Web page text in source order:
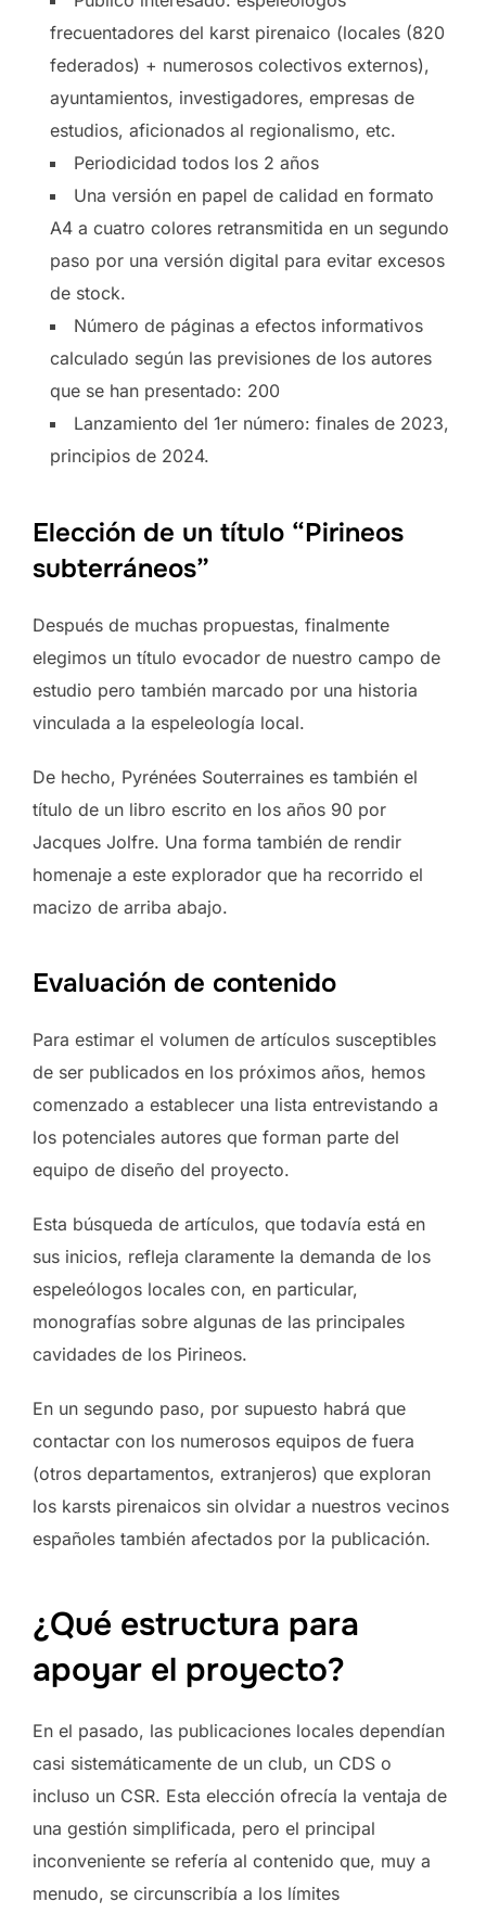
frecuentadores del karst pirenaico (locales (820
federados) + numerosos colectivos externos),
ayuntamientos, investigadores, empresas de
estudios, aficionados al regionalismo, etc.
Periodicidad todos los 2 años
Una versión en papel de calidad en formato
A4 a cuatro colores retransmitida en un segundo
paso por una versión digital para evitar excesos
de stock.
Número de páginas a efectos informativos
calculado según las previsiones de los autores
que se han presentado: 200
Lanzamiento del 1er número: finales de 2023,
principios de 2024.
Elección de un título “Pirineos
subterráneos”
Después de muchas propuestas, finalmente
elegimos un título evocador de nuestro campo de
estudio pero también marcado por una historia
vinculada a la espeleología local.
De hecho, Pyrénées Souterraines es también el
título de un libro escrito en los años 90 por
Jacques Jolfre. Una forma también de rendir
homenaje a este explorador que ha recorrido el
macizo de arriba abajo.
Evaluación de contenido
Para estimar el volumen de artículos susceptibles
de ser publicados en los próximos años, hemos
comenzado a establecer una lista entrevistando a
los potenciales autores que forman parte del
equipo de diseño del proyecto.
Esta búsqueda de artículos, que todavía está en
sus inicios, refleja claramente la demanda de los
espeleólogos locales con, en particular,
monografías sobre algunas de las principales
cavidades de los Pirineos.
En un segundo paso, por supuesto habrá que
contactar con los numerosos equipos de fuera
(otros departamentos, extranjeros) que exploran
los karsts pirenaicos sin olvidar a nuestros vecinos
españoles también afectados por la publicación.
¿Qué estructura para
apoyar el proyecto?
En el pasado, las publicaciones locales dependían
casi sistemáticamente de un club, un CDS o
incluso un CSR. Esta elección ofrecía la ventaja de
una gestión simplificada, pero el principal
inconveniente se refería al contenido que, muy a
menudo, se circunscribía a los límites